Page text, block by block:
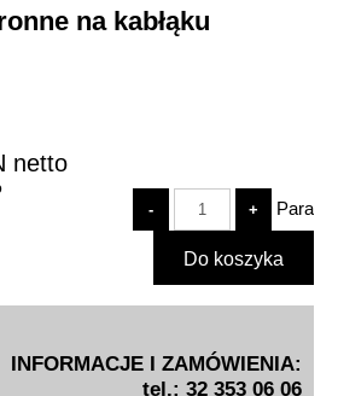
na kabłąku
netto
Para
INFORMACJE I ZAMÓWIENIA:
tel.: 32 353 06 06